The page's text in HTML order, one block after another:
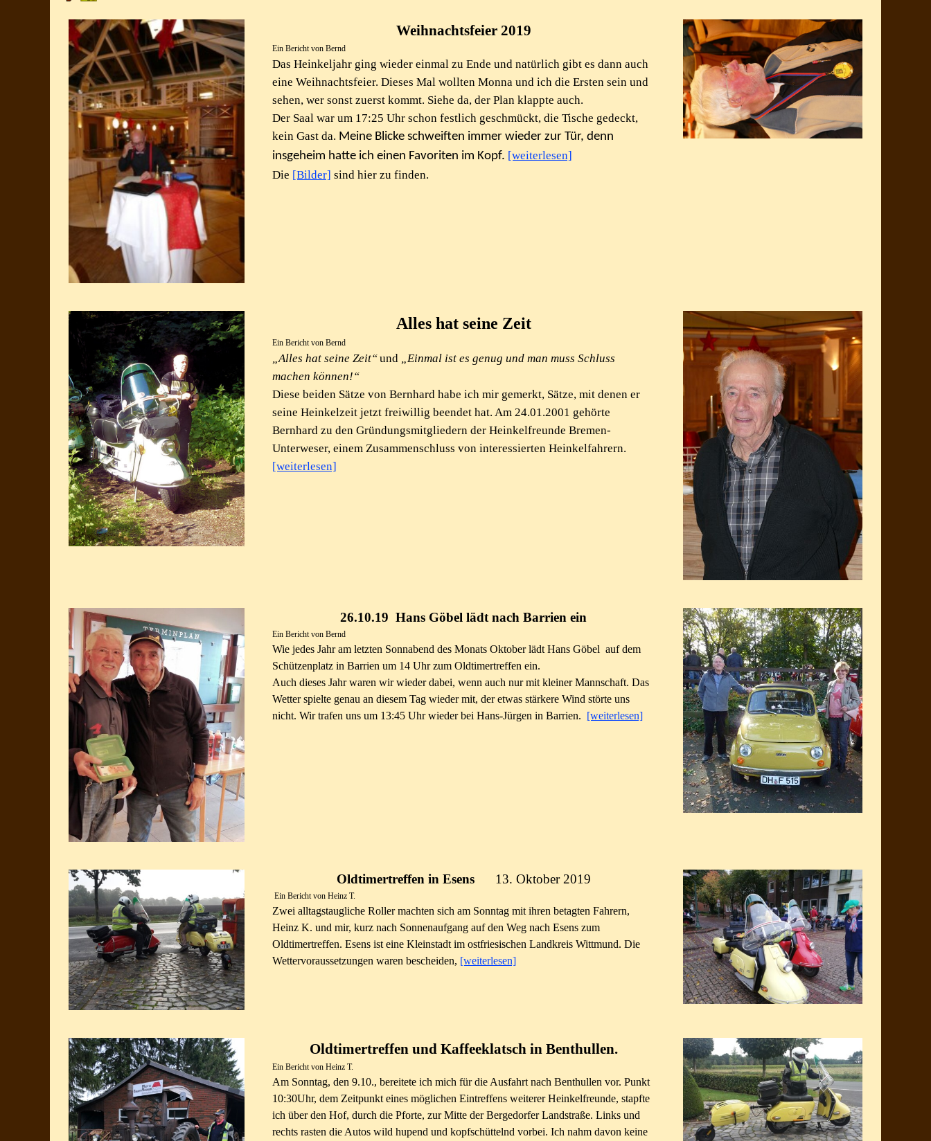
Weihnachtsfeier 2019
Ein Bericht von Bernd
Das Heinkeljahr ging wieder einmal zu Ende und natürlich gibt es dann auch
eine Weihnachtsfeier. Dieses Mal wollten Monna und ich die Ersten sein und
sehen, wer sonst zuerst kommt. Siehe da, der Plan klappte auch.
Der Saal war um 17:25 Uhr schon festlich geschmückt, die Tische gedeckt,
kein Gast da. Meine Blicke schweiften immer wieder zur Tür, denn
insgeheim hatte ich einen Favoriten im Kopf. [weiterlesen]
Die [Bilder] sind hier zu finden.
Alles hat seine Zeit
Ein Bericht von Bernd
„Alles hat seine Zeit“und„Einmal ist es genug und man muss Schluss
machen können!“
Diese beiden Sätze von Bernhard habe ich mir gemerkt, Sätze, mit denen er
seine Heinkelzeit jetzt freiwillig beendet hat. Am 24.01.2001 gehörte
Bernhard zu den Gründungsmitgliedern der Heinkelfreunde Bremen-
Unterweser, einem Zusammenschluss von interessierten Heinkelfahrern.
[weiterlesen]
26.10.19 Hans Göbel lädt nach Barrien ein
Ein Bericht von Bernd
Wie jedes Jahr am letzten Sonnabend des Monats Oktober lädt Hans Göbel auf dem
Schützenplatz in Barrien um 14 Uhr zum Oldtimertreffen ein.
Auch dieses Jahr waren wir wieder dabei, wenn auch nur mit kleiner Mannschaft. Das
Wetter spielte genau an diesem Tag wieder mit, der etwas stärkere Wind störte uns
nicht. Wir trafen uns um 13:45 Uhr wieder bei Hans-Jürgen in Barrien. [weiterlesen]
Oldtimertreffen in Esens 13. Oktober 2019
Ein Bericht von Heinz T.
Zwei alltagstaugliche Roller machten sich am Sonntag mit ihren betagten Fahrern,
Heinz K. und mir, kurz nach Sonnenaufgang auf den Weg nach Esens zum
Oldtimertreffen. Esens ist eine Kleinstadt im ostfriesischen Landkreis Wittmund. Die
Wettervoraussetzungen waren bescheiden, [weiterlesen]
Oldtimertreffen und Kaffeeklatsch in Benthullen.
Ein Bericht von Heinz T.
Am Sonntag, den 9.10., bereitete ich mich für die Ausfahrt nach Benthullen vor. Punkt
10:30Uhr, dem Zeitpunkt eines möglichen Eintreffens weiterer Heinkelfreunde, stapfte
ich über den Hof, durch die Pforte, zur Mitte der Bergedorfer Landstraße. Links und
rechts rasten die Autos wild hupend und kopfschüttelnd vorbei. Ich nahm davon keine